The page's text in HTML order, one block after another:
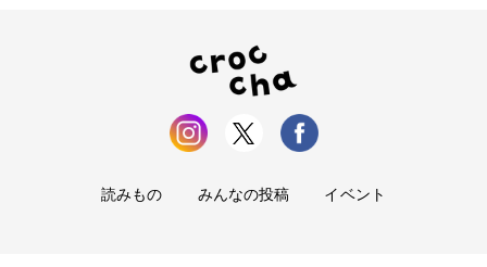
読みもの みんなの投稿 イベント